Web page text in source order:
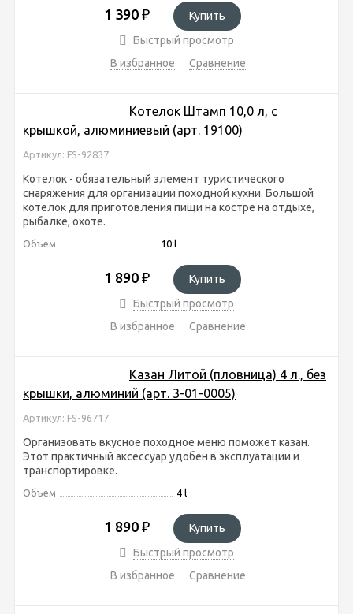
1 390 ₽
Купить
Быстрый просмотр
В избранное
Сравнение
Котелок Штамп 10,0 л, с
крышкой, алюминиевый (арт. 19100)
Артикул: FS-92837
Котелок - обязательный элемент туристического
снаряжения для организации походной кухни. Большой
котелок для приготовления пищи на костре на отдыхе,
рыбалке, охоте.
Объем 10 l
1 890 ₽
Купить
Быстрый просмотр
В избранное
Сравнение
Казан Литой (пловница) 4 л., без
крышки, алюминий (арт. 3-01-0005)
Артикул: FS-96717
Организовать вкусное походное меню поможет казан.
Этот практичный аксессуар удобен в эксплуатации и
транспортировке.
Объем 4 l
1 890 ₽
Купить
Быстрый просмотр
В избранное
Сравнение